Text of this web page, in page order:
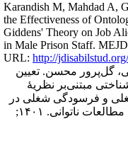
Karandish M, Mahdad A,
the Effectiveness of
Giddens' Theory on Job
in Male Prison Staff.
URL: http://
گل‌پرور محسن. تعیین
مبتنی‌بر نظریهٔ
و فرسودگی شغلی در
کارکنان مرد زندان. مجله مطالعات ناتوانی. ۱۴۰۱;